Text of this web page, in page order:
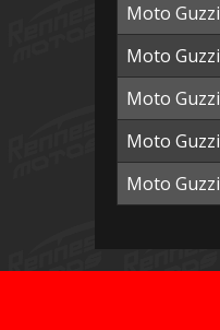
Moto Guzzi
Moto Guzzi
Moto Guzzi
Moto Guzzi
Moto Guzzi